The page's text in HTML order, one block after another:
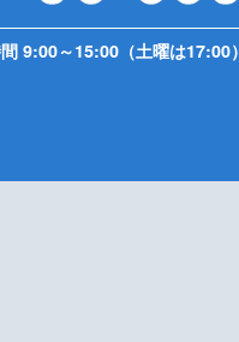
9:00～15:00（土曜は17:00）